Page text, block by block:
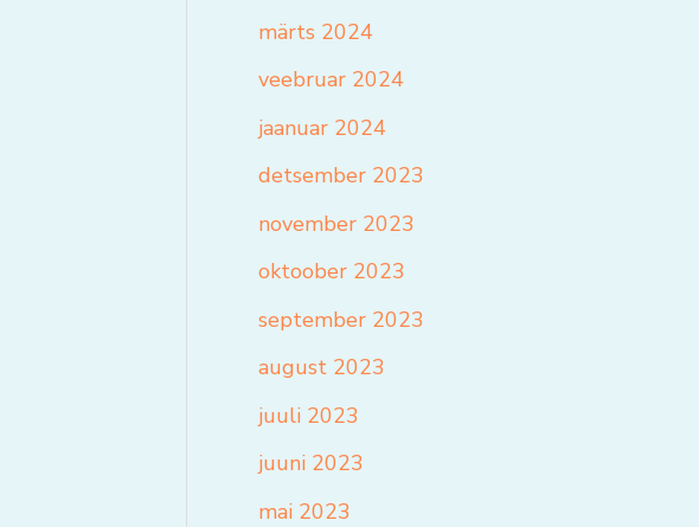
märts 2024
veebruar 2024
jaanuar 2024
detsember 2023
november 2023
oktoober 2023
september 2023
august 2023
juuli 2023
juuni 2023
mai 2023